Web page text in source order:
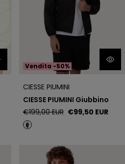
Vendita -50%
CIESSE PIUMINI
CIESSE PIUMINI Giubbino
Prezzo
regolare
€199,00 EUR Prezzo
€99,50 EUR
Colmar 1826 5XJ Giubbino